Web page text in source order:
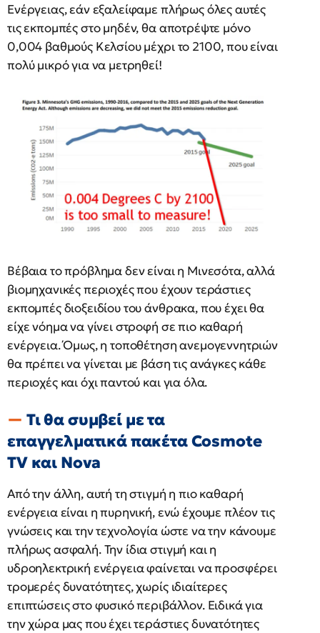
Ενέργειας, εάν εξαλείφαμε πλήρως όλες αυτές
τις εκπομπές στο μηδέν, θα αποτρέψτε μόνο
0,004 βαθμούς Κελσίου μέχρι το 2100, που είναι
πολύ μικρό για να μετρηθεί!
Βέβαια το πρόβλημα δεν είναι η Μινεσότα, αλλά
βιομηχανικές περιοχές που έχουν τεράστιες
εκπομπές διοξειδίου του άνθρακα, που έχει θα
είχε νόημα να γίνει στροφή σε πιο καθαρή
ενέργεια. Όμως, η τοποθέτηση ανεμογεννητριών
θα πρέπει να γίνεται με βάση τις ανάγκες κάθε
περιοχές και όχι παντού και για όλα.
Τι θα συμβεί με τα
επαγγελματικά πακέτα Cosmote
TV και Nova
Από την άλλη, αυτή τη στιγμή η πιο καθαρή
ενέργεια είναι η πυρηνική, ενώ έχουμε πλέον τις
γνώσεις και την τεχνολογία ώστε να την κάνουμε
πλήρως ασφαλή. Την ίδια στιγμή και η
υδροηλεκτρική ενέργεια φαίνεται να προσφέρει
τρομερές δυνατότητες, χωρίς ιδιαίτερες
επιπτώσεις στο φυσικό περιβάλλον. Ειδικά για
την χώρα μας που έχει τεράστιες δυνατότητες